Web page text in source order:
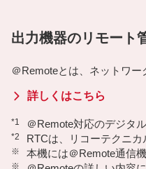
出力機器のリモート
＠Remoteとは、ネットワ
詳しくはこちら
*1 ＠Remote対応のデジタ
*2 RTCは、リコーテクニカ
※ 本機には＠Remote通信
※